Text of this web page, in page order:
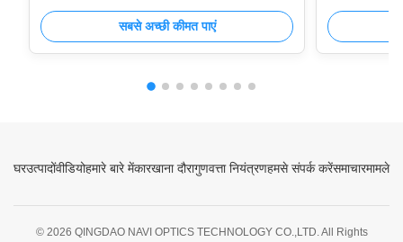
Thermal Imaging System is an advanced MWIR
cooled thermal imager used for long-distance
detection. The highly sensitive MWIR cooled
～ 700mm continuous zoom infrared lens used
सबसे अच्छी कीमत पाएं
1500mm
advanced
long-
घरउत्पादोंवीडियोहमारे बारे मेंकारखाना दौरागुणवत्ता नियंत्रणहमसे संपर्क करेंसमाचारमामले
© 2026 QINGDAO NAVI OPTICS TECHNOLOGY CO.,LTD. All Rights